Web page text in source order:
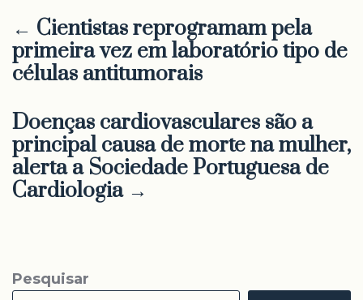
← Cientistas reprogramam pela
primeira vez em laboratório tipo de
células antitumorais
Doenças cardiovasculares são a
principal causa de morte na mulher,
alerta a Sociedade Portuguesa de
Cardiologia →
Pesquisar